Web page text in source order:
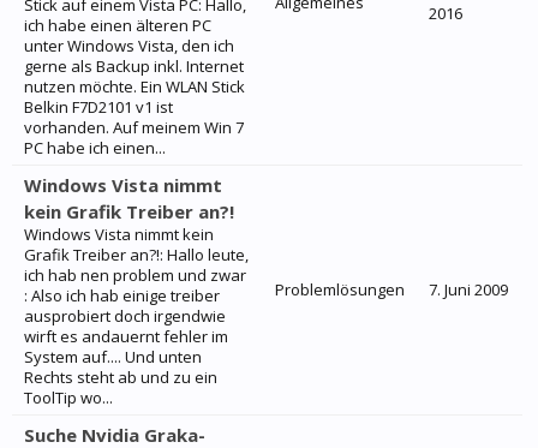
Stick auf einem Vista PC: Hallo,
ich habe einen älteren PC
unter Windows Vista, den ich
gerne als Backup inkl. Internet
nutzen möchte. Ein WLAN Stick
Belkin F7D2101 v1 ist
vorhanden. Auf meinem Win 7
PC habe ich einen...
2016
Windows Vista nimmt
kein Grafik Treiber an?!
Windows Vista nimmt kein
Grafik Treiber an?!: Hallo leute,
ich hab nen problem und zwar
: Also ich hab einige treiber
ausprobiert doch irgendwie
wirft es andauernt fehler im
System auf.... Und unten
Rechts steht ab und zu ein
ToolTip wo...
Problemlösungen 7. Juni 2009
Suche Nvidia Graka-